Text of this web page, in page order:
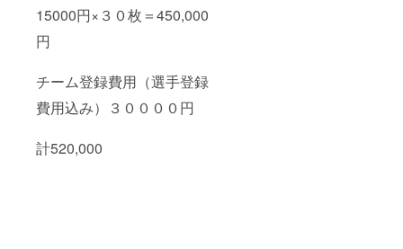
15000円×３０枚＝450,000
円
チーム登録費用（選手登録
費用込み）３００００円
計520,000